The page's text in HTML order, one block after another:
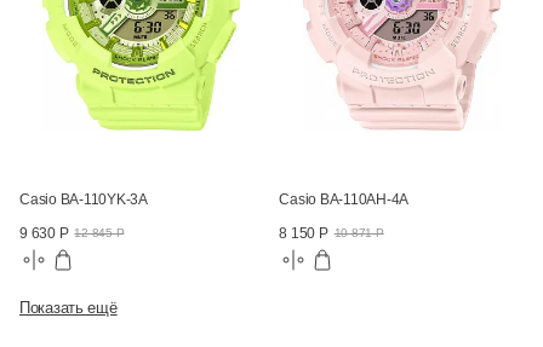
Casio BA-110YK-3A
9 630 Р 12 845 Р
Casio BA-110AH-4A
8 150 Р 10 871 Р
Показать ещё